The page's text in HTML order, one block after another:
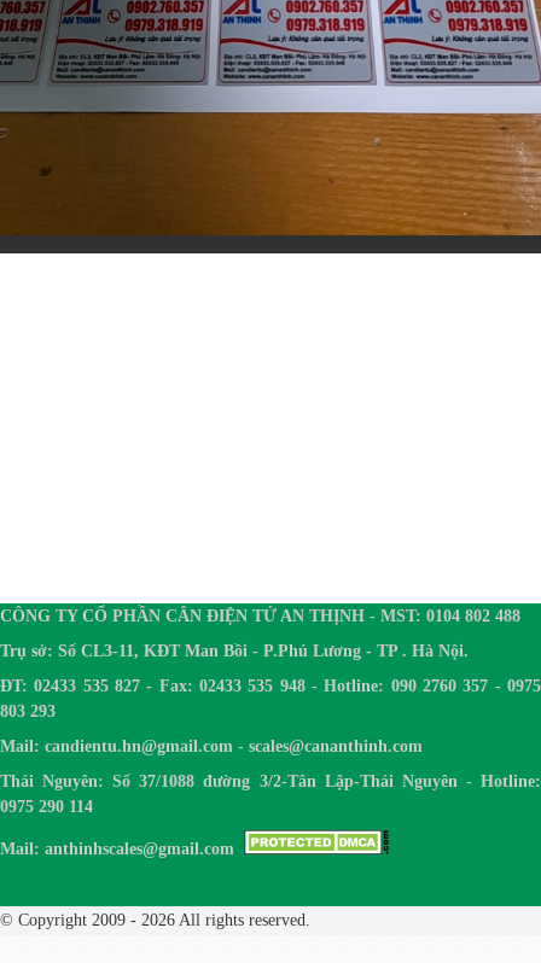
CÔNG TY CỔ PHẦN CÂN ĐIỆN TỬ AN THỊNH - MST: 0104 802 488
Trụ sở: Số CL3-11, KĐT Man Bồi - P.Phú Lương - TP . Hà Nội.
ĐT: 02433 535 827 - Fax: 02433 535 948 - Hotline: 090 2760 357 - 0975
803 293
Mail: candientu.hn@gmail.com - scales@cananthinh.com
Thái Nguyên: Số 37/1088 đường 3/2-Tân Lập-Thái Nguyên - Hotline:
0975 290 114
Mail: anthinhscales@gmail.com
© Copyright 2009 - 2026 All rights reserved.